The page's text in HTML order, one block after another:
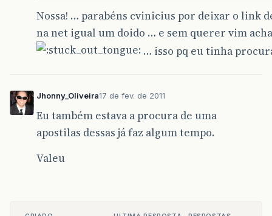
Nossa! … parabéns cvinicius por deixar o link
na net igual um doido … e sem querer vim
… isso pq eu tinha
Jhonny_Oliveira17 de fev. de 2011
Eu também estava a procura de uma
apostilas dessas já faz algum tempo.
Valeu